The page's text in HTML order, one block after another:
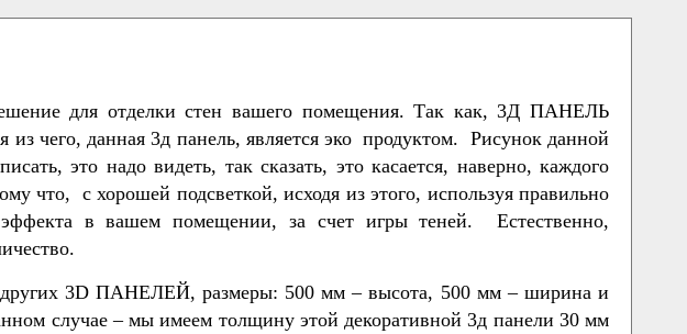
для отделки стен вашего помещения. Так как, 3Д ПАНЕЛЬ
чего, данная 3д панель, является эко продуктом. Рисунок данной
это надо видеть, так сказать, это касается, наверно, каждого
что, с хорошей подсветкой, исходя из этого, используя правильно
в вашем помещении, за счет игры теней. Естественно,
3D ПАНЕЛЕЙ, размеры: 500 мм – высота, 500 мм – ширина и
случае – мы имеем толщину этой декоративной 3д панели 30 мм